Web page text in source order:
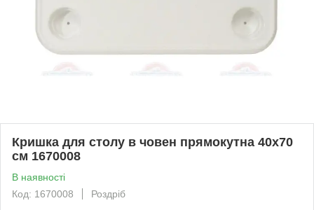
Кришка для столу в човен прямокутна 40х70
см 1670008
В наявності
Код: 1670008
Роздріб